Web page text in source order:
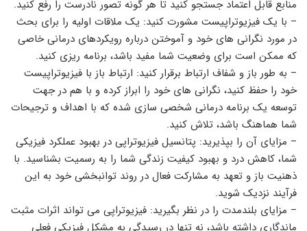
منابع قابل اعتماد جستجو کنید تا هر گونه تصور نادرست را رفع کنید.
– با یک فیزیوتراپیست مشورت کنید: یک ملاقات اولیه را برای بحث
در مورد نگرانی های خود و آموختن درباره رویکردهای درمانی خاصی
که ممکن است برای وضعیت شما مفید باشد، برنامه ریزی کنید.
– به طور باز و شفاف ارتباط برقرار کنید: ارتباط باز با فیزیوتراپیست
خود را حفظ کنید، نگرانی های خود را ابراز کرده و با هم در جهت
توسعه یک برنامه درمانی شخصی سازی شده که با اهداف و ترجیحات
شما هماهنگ باشد، تلاش کنید.
– مزایای آن را بپذیرید: پتانسیل فیزیوتراپی در بهبود عملکرد فیزیکی
شما، کاهش درد و بهبود کیفیت زندگی شما را به رسمیت بشناسید. با
ذهنیت باز و تعهد به مشارکت فعال در روند توانبخشی خود به این
فرآیند نزدیک شوید.
– مزایای بلندمدت را در نظر بگیرید: فیزیوتراپی می تواند اثرات مثبت
ماندگاری داشته باشد، نه تنها در رسیدگی به مشکل فیزیکی فعلی